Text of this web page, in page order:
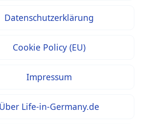
Datenschutzerklärung
Cookie Policy (EU)
Impressum
Über Life-in-Germany.de